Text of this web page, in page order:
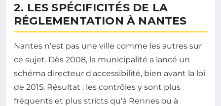
2. LES SPÉCIFICITÉS DE LA
RÉGLEMENTATION À NANTES
Nantes n'est pas une ville comme les autres sur
ce sujet. Dès 2008, la municipalité a lancé un
schéma directeur d'accessibilité, bien avant la loi
de 2015. Résultat : les contrôles y sont plus
fréquents et plus stricts qu'à Rennes ou à